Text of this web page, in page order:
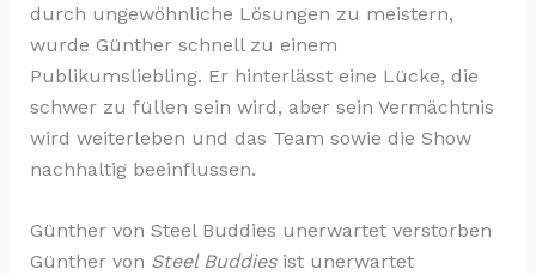
durch ungewöhnliche Lösungen zu meistern,
wurde Günther schnell zu einem
Publikumsliebling. Er hinterlässt eine Lücke, die
schwer zu füllen sein wird, aber sein Vermächtnis
wird weiterleben und das Team sowie die Show
nachhaltig beeinflussen.
Günther von Steel Buddies unerwartet verstorben
Günther von Steel Buddiesist unerwartet